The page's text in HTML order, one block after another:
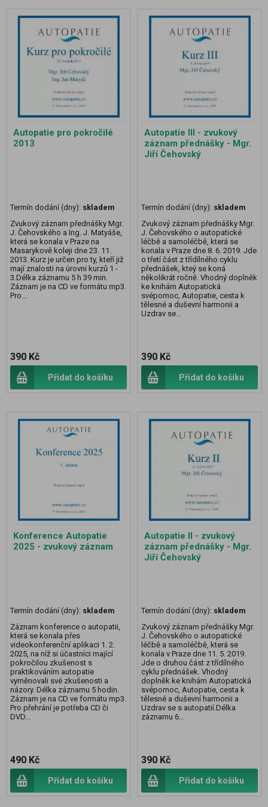
Autopatie pro pokročilé
2013
Termín dodání (dny): skladem
Zvukový záznam přednášky Mgr.
J. Čehovského a Ing. J. Matyáše,
která se konala v Praze na
Masarykově koleji dne 23. 11.
2013. Kurz je určen pro ty, kteří již
mají znalosti na úrovni kurzů 1 -
3.Délka záznamu 5 h 39 min.
Záznam je na CD ve formátu mp3.
Pro...
390 Kč
Přidat do košíku
Autopatie III - zvukový
záznam přednášky - Mgr.
Jiří Čehovský
Termín dodání (dny): skladem
Zvukový záznam přednášky Mgr.
J. Čehovského o autopatické
léčbě a samoléčbě, která se
konala v Praze dne 8. 6. 2019. Jde
o třetí část z třídílného cyklu
přednášek, kteý se koná
několikrát ročně. Vhodný doplněk
ke knihám Autopatická
svépomoc, Autopatie, cesta k
tělesné a duševní harmonii a
Uzdrav se...
390 Kč
Přidat do košíku
Konference Autopatie
2025 - zvukový záznam
Termín dodání (dny): skladem
Záznam konference o autopatii,
která se konala přes
videokonferenční aplikaci 1. 2.
2025, na níž si účastníci mající
pokročilou zkušenost s
praktikováním autopatie
vyměnovali své zkušenosti a
názory. Délka záznamu 5 hodin.
Záznam je na CD ve formátu mp3.
Pro přehrání je potřeba CD či
DVD...
490 Kč
Přidat do košíku
Autopatie II - zvukový
záznam přednášky - Mgr.
Jiří Čehovský
Termín dodání (dny): skladem
Zvukový záznam přednášky Mgr.
J. Čehovského o autopatické
léčbě a samoléčbě, která se
konala v Praze dne 11. 5. 2019.
Jde o druhou část z třídílného
cyklu přednášek. Vhodný
doplněk ke knihám Autopatická
svépomoc, Autopatie, cesta k
tělesné a duševní harmonii a
Uzdrav se s autopatií.Délka
záznamu 6...
390 Kč
Přidat do košíku